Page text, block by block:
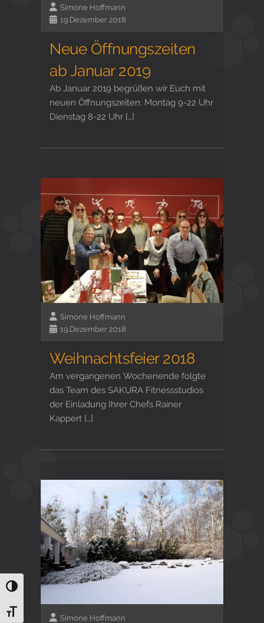
Umschalten auf hohe Kontraste
Schrift vergrößern
Simone Hoffmann
19.Dezember 2018
Neue Öffnungszeiten
ab Januar 2019
Ab Januar 2019 begrüßen wir Euch mit
neuen Öffnungszeiten: Montag 9-22 Uhr
Dienstag 8-22 Uhr […]
Simone Hoffmann
19.Dezember 2018
Weihnachtsfeier 2018
Am vergangenen Wochenende folgte
das Team des SAKURA Fitnessstudios
der Einladung Ihrer Chefs Rainer
Kappert […]
Simone Hoffmann